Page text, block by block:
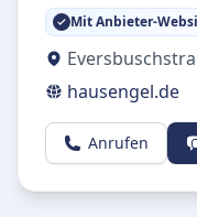
Mit Anbieter-
hausengel.de
Anrufen